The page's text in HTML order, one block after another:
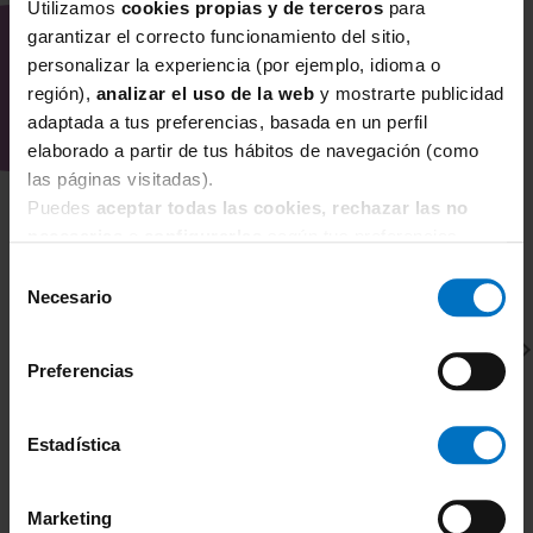
Utilizamos cookies propias y de terceros para
garantizar el correcto funcionamiento del sitio,
personalizar la experiencia (por ejemplo, idioma o
región), analizar el uso de la web y mostrarte publicidad
adaptada a tus preferencias, basada en un perfil
elaborado a partir de tus hábitos de navegación (como
las páginas visitadas).
Puedes aceptar todas las cookies, rechazar las no
Necesario
Preferencias
Estadística
Marketing
INTERESAR